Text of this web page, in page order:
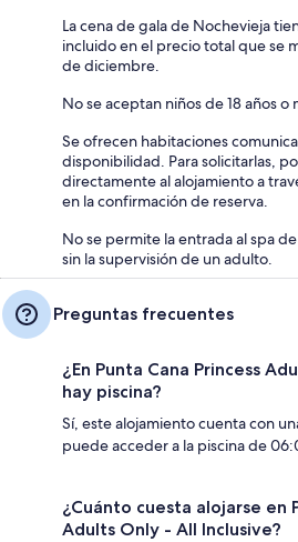
La cena de gala de Nochevieja
incluido en el precio total que se
de diciembre.
No se aceptan niños de 18 años
Se ofrecen habitaciones
disponibilidad. Para solicitarlas,
directamente al alojamiento a
en la confirmación de reserva.
No se permite la entrada al spa
sin la supervisión de un adulto.
Preguntas frecuentes
¿En Punta Cana Princess
hay piscina?
Sí, este alojamiento cuenta con
puede acceder a la piscina de
¿Cuánto cuesta alojarse en
Adults Only - All Inclusive?